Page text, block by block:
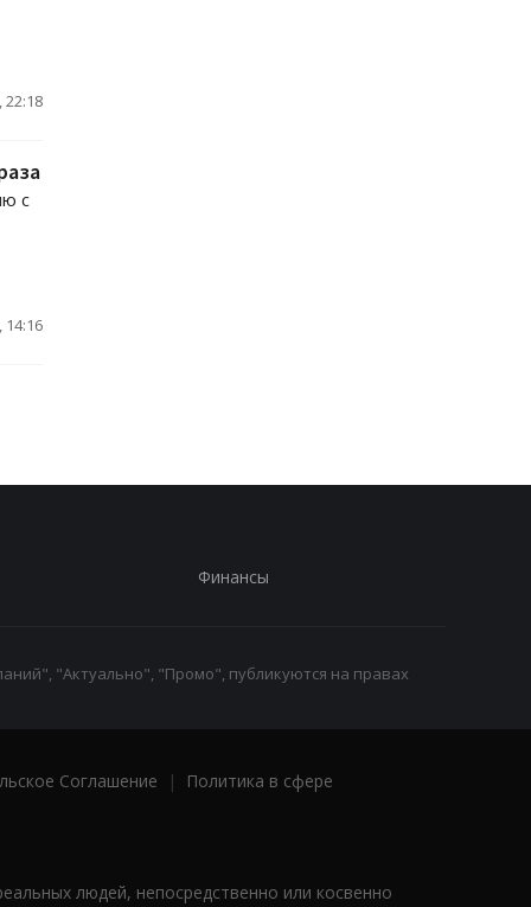
22:18
с
14:16
Финансы
"Актуально", "Промо", публикуются на правах
Соглашение |
Политика в сфере
людей, непосредственно или косвенно